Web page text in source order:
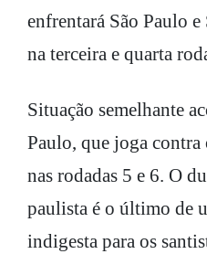
enfrentará São Paulo e
na terceira e quarta
Situação semelhante
Paulo, que joga contra
nas rodadas 5 e 6. O
paulista é o último de
indigesta para os